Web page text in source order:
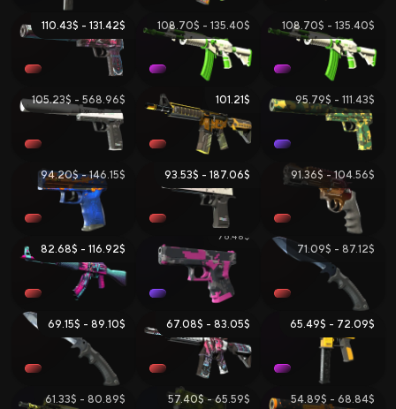
110.43$ - 131.42$ 108.70$ - 135.40$ 108.70$ - 135.40$
105.23$ - 568.96$ 101.21$ 95.79$ - 111.43$
94.20$ - 146.15$ 93.53$ - 187.06$ 91.36$ - 104.56$
82.68$ - 116.92$
76.48$
71.09$ - 87.12$
69.15$ - 89.10$ 67.08$ - 83.05$ 65.49$ - 72.09$
61.33$ - 80.89$ 57.40$ - 65.59$ 54.89$ - 68.84$